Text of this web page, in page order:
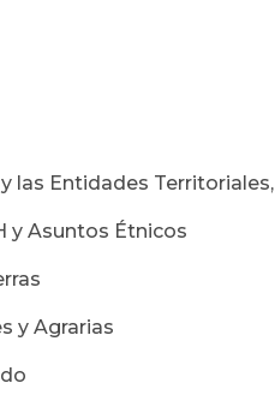
las Entidades Territoriales,
y Asuntos Étnicos
y Agrarias